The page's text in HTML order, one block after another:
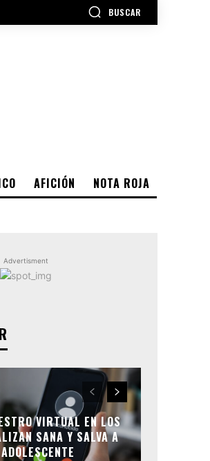
BUSCAR
AFICIÓN NOTA ROJA
Advertisment
VIRTUAL EN LOS
SANA Y SALVA A